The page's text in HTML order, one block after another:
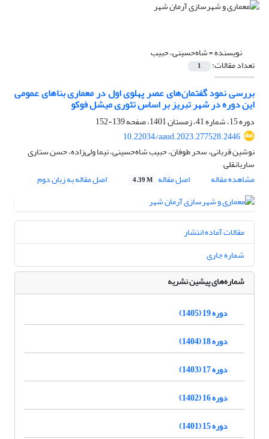
نویسنده =شاه‌حسینی، حبیب
تعداد مقالات: 1
بررسی نمود گفتمان‌‌های عصر پهلوی اول در معماری بناهای عمومی
این دوره در شهر تبریز بر اساس تئوری میشل فوکو
دوره 15، شماره 41، زمستان 1401، صفحه
139-152
10.22034/aaud.2023.277528.2446
نوشین قربانی، سحر طوفان، حبیب شاه‌حسینی، نیما ولی‌زاده، حسن ستاری
ساربانقلی
مشاهده مقاله
اصل مقاله 4.39 M اصل مقاله به زبان دوم
مقالات آماده انتشار
شماره جاری
شماره‌های پیشین نشریه
دوره 19 (1405)
دوره 18 (1404)
دوره 17 (1403)
دوره 16 (1402)
دوره 15 (1401)